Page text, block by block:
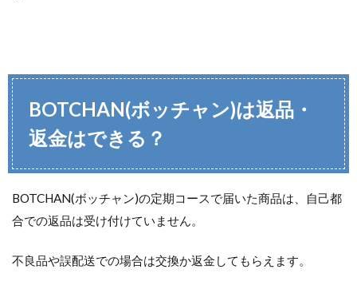
BOTCHAN(ボッチャン)は返品・
返金はできる？
BOTCHAN(ボッチャン)の定期コースで届いた商品は、自己都
合での返品は受け付けていません。
不良品や誤配送での場合は交換か返金してもらえます。